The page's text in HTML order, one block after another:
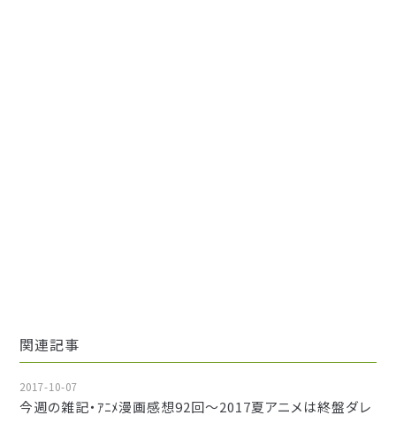
関連記事
2017-10-07
今週の雑記・ｱﾆﾒ漫画感想92回～2017夏アニメは終盤ダレ